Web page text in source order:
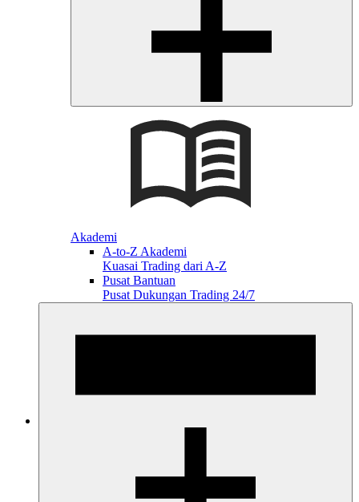
Akademi
A-to-Z Akademi
Kuasai Trading dari A-Z
Pusat Bantuan
Pusat Dukungan Trading 24/7